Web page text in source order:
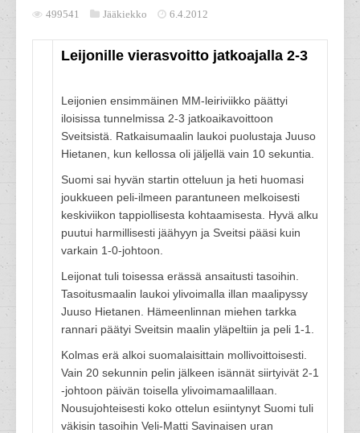
499541 Jääkiekko 6.4.2012
Leijonille vierasvoitto jatkoajalla 2-3
Leijonien ensimmäinen MM-leiriviikko päättyi
iloisissa tunnelmissa 2-3 jatkoaikavoittoon
Sveitsistä. Ratkaisumaalin laukoi puolustaja Juuso
Hietanen, kun kellossa oli jäljellä vain 10 sekuntia.
Suomi sai hyvän startin otteluun ja heti huomasi
joukkueen peli-ilmeen parantuneen melkoisesti
keskiviikon tappiollisesta kohtaamisesta. Hyvä alku
puutui harmillisesti jäähyyn ja Sveitsi pääsi kuin
varkain 1-0-johtoon.
Leijonat tuli toisessa erässä ansaitusti tasoihin.
Tasoitusmaalin laukoi ylivoimalla illan maalipyssy
Juuso Hietanen. Hämeenlinnan miehen tarkka
rannari päätyi Sveitsin maalin yläpeltiin ja peli 1-1.
Kolmas erä alkoi suomalaisittain mollivoittoisesti.
Vain 20 sekunnin pelin jälkeen isännät siirtyivät 2-1
-johtoon päivän toisella ylivoimamaalillaan.
Nousujohteisesti koko ottelun esiintynyt Suomi tuli
väkisin tasoihin Veli-Matti Savinaisen uran